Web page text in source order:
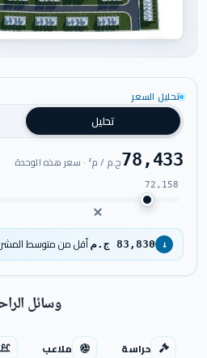
تحليل السعر
تحليل
78,433ج.م / م² · سعر هذه الوحدة
72,158
↓ 83,830 ج.م أقل من متوسط
وسائل
حراسة ملاعب